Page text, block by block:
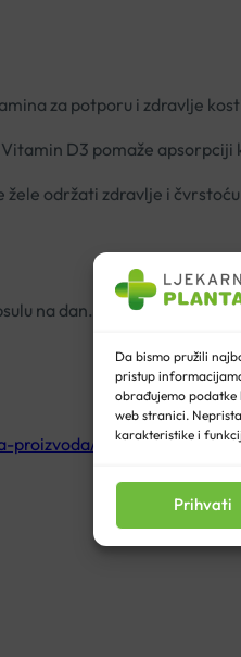
Da bismo pružili
pristup
obrađujemo podatke
web stranici.
karakteristike i
Prihvati
za potporu i zdravlje
D3 pomaže apsorpciji
održati zdravlje i
na dan.
brandovi/